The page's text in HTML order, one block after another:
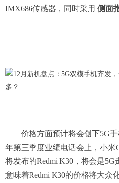
IMX686传感器，同时采用 侧面
价格方面预计将会创下5G
年第三季度业绩电话会上，小米
将发布的Redmi K30，将会是
意味着Redmi K30的价格将大众